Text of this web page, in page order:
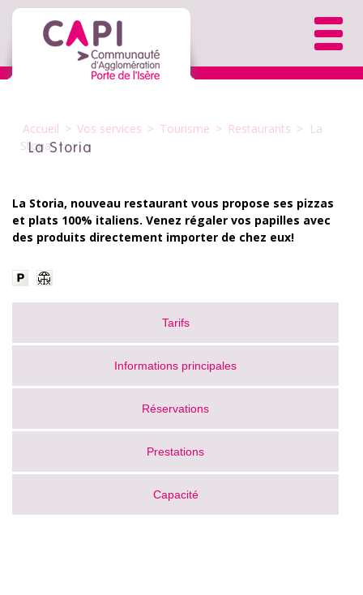
Accueil > Vos services > Tourisme > Restaurants > La
Storia
La Storia
La Storia, nouveau restaurant vous propose ses pizzas
et plats 100% italiens. Venez régaler vos papilles avec
des produits directement importer de chez eux!
Tarifs
Informations principales
Réservations
Prestations
Capacité